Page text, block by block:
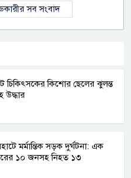
সব সংবাদ
চিকিৎসকের কিশোর ছেলের ঝুলন্ত
উদ্ধার
মর্মান্তিক সড়ক দুর্ঘটনা: এক
১০ জনসহ নিহত ১৩